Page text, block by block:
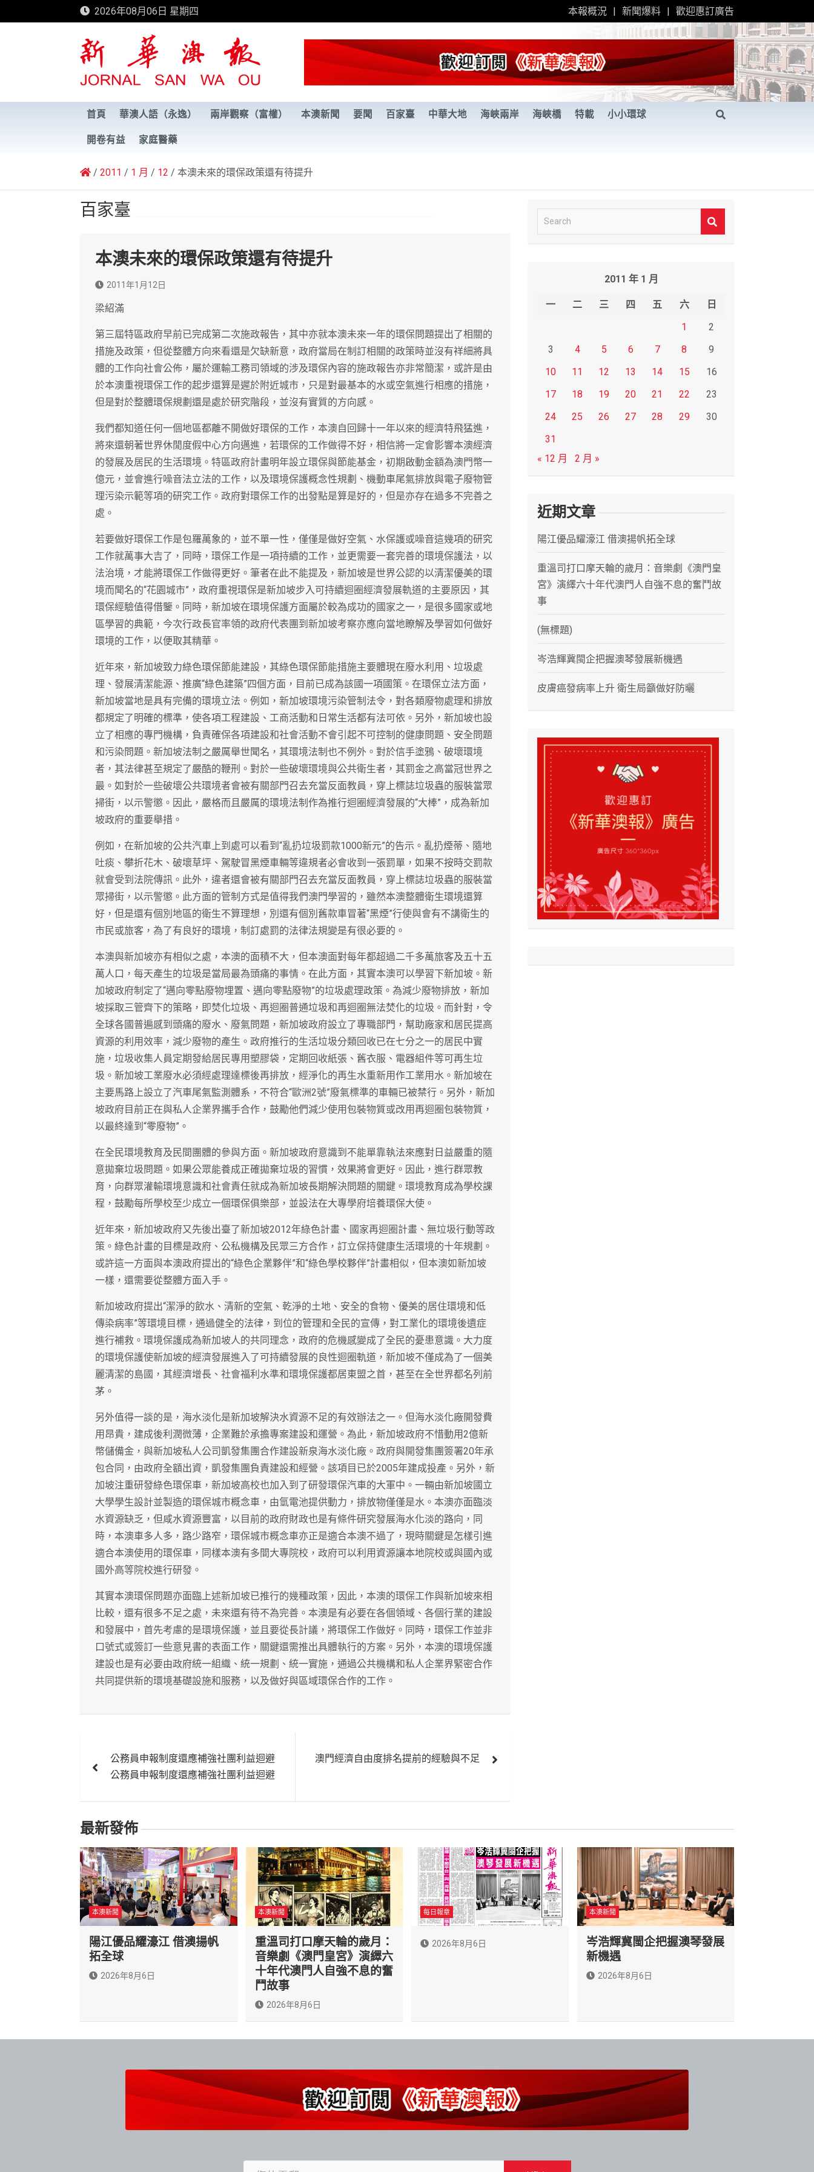
to
2026年08月06日 星期四 本報概況 新聞爆料 歡迎惠訂廣告
新華澳報
首頁 華澳人語（永逸） 兩岸觀察（富權） 本澳新聞 要聞 百家臺 中華大地 海峽兩岸 海峽橋 特載 小小環球
開卷有益 家庭醫藥
2011 1 月 12 本澳未來的環保政策還有待提升
百家臺
本澳未來的環保政策還有待提升
2011年1月12日
梁紹滿
第三屆特區政府早前已完成第二次施政報告，其中亦就本澳未來一年的環保問題提出了相關的
措施及政策，但從整體方向來看還是欠缺新意，政府當局在制訂相關的政策時並沒有祥細將具
體的工作向社會公佈，屬於運輸工務司領域的涉及環保內容的施政報告亦非常簡潔，或許是由
於本澳重視環保工作的起步還算是遲於附近城市，只是對最基本的水或空氣進行相應的措施，
但是對於整體環保規劃還是處於研究階段，並沒有實質的方向感。
我們都知道任何一個地區都離不開做好環保的工作，本澳自回歸十一年以來的經濟特飛猛進，
將來還朝著世界休閒度假中心方向邁進，若環保的工作做得不好，相信將一定會影響本澳經濟
的發展及居民的生活環境。特區政府計畫明年設立環保與節能基金，初期啟動金額為澳門幣一
億元，並會進行噪音法立法的工作，以及環境保護概念性規劃、機動車尾氣排放與電子廢物管
理污染示範等項的研究工作。政府對環保工作的出發點是算是好的，但是亦存在過多不完善之
處。
若要做好環保工作是包羅萬象的，並不單一性，僅僅是做好空氣、水保護或噪音這幾項的研究
工作就萬事大吉了，同時，環保工作是一項持續的工作，並更需要一套完善的環境保護法，以
法治境，才能將環保工作做得更好。筆者在此不能提及，新加坡是世界公認的以清潔優美的環
境而聞名的“花園城市”，政府重視環保是新加坡步入可持續迴圈經濟發展軌道的主要原因，其
環保經驗值得借鑒。同時，新加坡在環境保護方面屬於較為成功的國家之一，是很多國家或地
區學習的典範，今次行政長官率領的政府代表團到新加坡考察亦應向當地瞭解及學習如何做好
環境的工作，以便取其精華。
近年來，新加坡致力綠色環保節能建設，其綠色環保節能措施主要體現在廢水利用、垃圾處
理、發展清潔能源、推廣“綠色建築”四個方面，目前已成為該國一項國策。在環保立法方面，
新加坡當地是具有完備的環境立法。例如，新加坡環境污染管制法令，對各類廢物處理和排放
都規定了明確的標準，使各項工程建設、工商活動和日常生活都有法可依。另外，新加坡也設
立了相應的專門機構，負責確保各項建設和社會活動不會引起不可控制的健康問題、安全問題
和污染問題。新加坡法制之嚴厲舉世聞名，其環境法制也不例外。對於信手塗鴉、破壞環境
者，其法律甚至規定了嚴酷的鞭刑。對於一些破壞環境與公共衛生者，其罰金之高當冠世界之
最。如對於一些破壞公共環境者會被有關部門召去充當反面教員，穿上標誌垃圾蟲的服裝當眾
掃街，以示警懲。因此，嚴格而且嚴厲的環境法制作為推行迴圈經濟發展的“大棒”，成為新加
坡政府的重要舉措。
例如，在新加坡的公共汽車上到處可以看到“亂扔垃圾罰款1000新元”的告示。亂扔煙蒂、隨地
吐痰、攀折花木、破壞草坪、駕駛冒黑煙車輛等違規者必會收到一張罰單，如果不按時交罰款
就會受到法院傳訊。此外，違者還會被有關部門召去充當反面教員，穿上標誌垃圾蟲的服裝當
眾掃街，以示警懲。此方面的管制方式是值得我們澳門學習的，雖然本澳整體衛生環境還算
好，但是還有個別地區的衛生不算理想，別還有個別舊款車冒著“黑煙”行使與會有不講衛生的
市民或旅客，為了有良好的環境，制訂處罰的法律法規變是有很必要的。
本澳與新加坡亦有相似之處，本澳的面積不大，但本澳面對每年都超過二千多萬旅客及五十五
萬人口，每天產生的垃圾是當局最為頭痛的事情。在此方面，其實本澳可以學習下新加坡。新
加坡政府制定了“邁向零點廢物埋置、邁向零點廢物”的垃圾處理政策。為減少廢物排放，新加
坡採取三管齊下的策略，即焚化垃圾、再迴圈普通垃圾和再迴圈無法焚化的垃圾。而針對，令
全球各國普遍感到頭痛的廢水、廢氣問題，新加坡政府設立了專職部門，幫助廠家和居民提高
資源的利用效率，減少廢物的產生。政府推行的生活垃圾分類回收已在七分之一的居民中實
施，垃圾收集人員定期發給居民專用塑膠袋，定期回收紙張、舊衣服、電器組件等可再生垃
圾。新加坡工業廢水必須經處理達標後再排放，經淨化的再生水重新用作工業用水。新加坡在
主要馬路上設立了汽車尾氣監測體系，不符合“歐洲2號”廢氣標準的車輛已被禁行。另外，新加
坡政府目前正在與私人企業界攜手合作，鼓勵他們減少使用包裝物質或改用再迴圈包裝物質，
以最終達到“零廢物”。
在全民環境教育及民間團體的參與方面。新加坡政府意識到不能單靠執法來應對日益嚴重的隨
意拋棄垃圾問題。如果公眾能養成正確拋棄垃圾的習慣，效果將會更好。因此，進行群眾教
育，向群眾灌輸環境意識和社會責任就成為新加坡長期解決問題的關鍵。環境教育成為學校課
程，鼓勵每所學校至少成立一個環保俱樂部，並設法在大專學府培養環保大使。
近年來，新加坡政府又先後出臺了新加坡2012年綠色計畫、國家再迴圈計畫、無垃圾行動等政
策。綠色計畫的目標是政府、公私機構及民眾三方合作，訂立保持健康生活環境的十年規劃。
或許這一方面與本澳政府提出的“綠色企業夥伴”和“綠色學校夥伴”計畫相似，但本澳如新加坡
一樣，還需要從整體方面入手。
新加坡政府提出“潔淨的飲水、清新的空氣、乾淨的土地、安全的食物、優美的居住環境和低
傳染病率”等環境目標，通過健全的法律，到位的管理和全民的宣傳，對工業化的環境後遺症
進行補救。環境保護成為新加坡人的共同理念，政府的危機感變成了全民的憂患意識。大力度
的環境保護使新加坡的經濟發展進入了可持續發展的良性迴圈軌道，新加坡不僅成為了一個美
麗清潔的島國，其經濟增長、社會福利水準和環境保護都居東盟之首，甚至在全世界都名列前
茅。
另外值得一談的是，海水淡化是新加坡解決水資源不足的有效辦法之一。但海水淡化廠開發費
用昂貴，建成後利潤微薄，企業難於承擔專案建設和運營。為此，新加坡政府不惜動用2億新
幣儲備金，與新加坡私人公司凱發集團合作建設新泉海水淡化廠。政府與開發集團簽署20年承
包合同，由政府全額出資，凱發集團負責建設和經營。該項目已於2005年建成投產。另外，新
加坡注重研發綠色環保車，新加坡高校也加入到了研發環保汽車的大軍中。一輛由新加坡國立
大學學生設計並製造的環保城市概念車，由氫電池提供動力，排放物僅僅是水。本澳亦面臨淡
水資源缺乏，但咸水資源豐富，以目前的政府財政也是有條件研究發展海水化淡的路向，同
時，本澳車多人多，路少路窄，環保城市概念車亦正是適合本澳不過了，現時關鍵是怎樣引進
適合本澳使用的環保車，同樣本澳有多間大專院校，政府可以利用資源讓本地院校或與國內或
國外高等院校進行研發。
其實本澳環保問題亦面臨上述新加坡已推行的幾種政策，因此，本澳的環保工作與新加坡來相
比較，還有很多不足之處，未來還有待不為完善。本澳是有必要在各個領域、各個行業的建設
和發展中，首先考慮的是環境保護，並且要從長計議，將環保工作做好。同時，環保工作並非
口號式或簽訂一些意見書的表面工作，關鍵還需推出具體執行的方案。另外，本澳的環境保護
建設也是有必要由政府統一組織、統一規劃、統一實施，通過公共機構和私人企業界緊密合作
共同提供新的環境基礎設施和服務，以及做好與區域環保合作的工作。
章
覽
公務員申報制度還應補強社團利益迴避
公務員申報制度還應補強社團利益迴避
澳門經濟自由度排名提前的經驗與不足
e
2011 年 1 月
一 二 三 四 五 六
日
1
2
3
4 5 6 7 8
9
10
11 12 13 14 15
16
17
18 19 20 21 22
23
24
25 26 27 28 29
30
31
« 12 月
2 月 »
近期文章
陽江優品耀濠江 借澳揚帆拓全球
重溫司打口摩天輪的歲月：音樂劇《澳門皇
宮》演繹六十年代澳門人自強不息的奮鬥故
事
(無標題)
岑浩輝冀閩企把握澳琴發展新機遇
皮膚癌發病率上升 衛生局籲做好防曬
最新發佈
本澳新聞
陽江優品耀濠江 借澳揚帆
拓全球
2026年8月6日
本澳新聞
重溫司打口摩天輪的歲月：
音樂劇《澳門皇宮》演繹六
十年代澳門人自強不息的奮
鬥故事
2026年8月6日
每日報章
2026年8月6日
本澳新聞
岑浩輝冀閩企把握澳琴發展
新機遇
2026年8月6日